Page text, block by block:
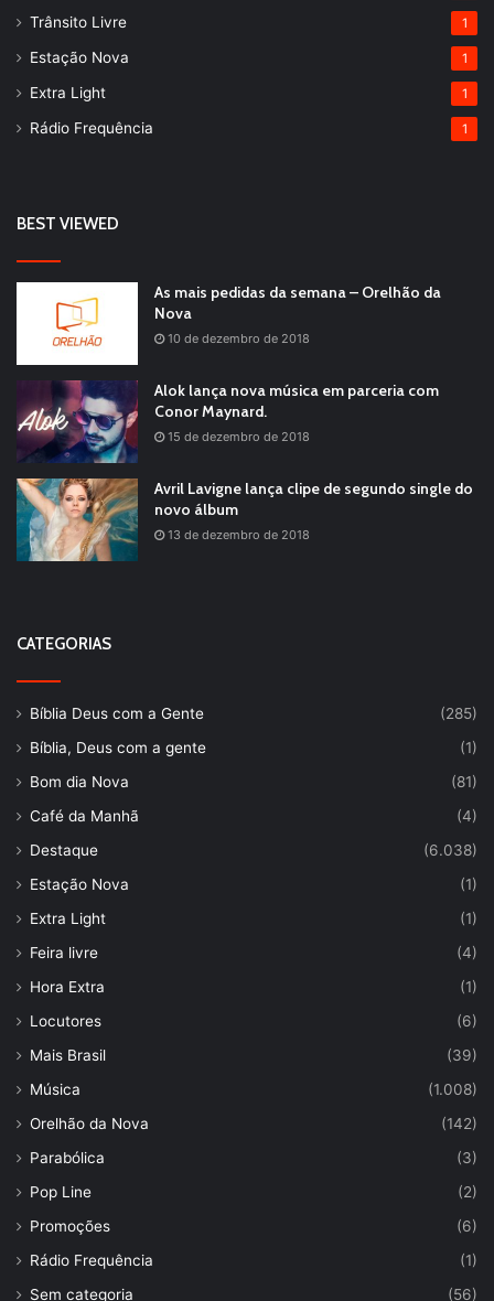
Trânsito Livre 1
Estação Nova 1
Extra Light 1
Rádio Frequência 1
BEST VIEWED
As mais pedidas da semana – Orelhão da
Nova
10 de dezembro de 2018
Alok lança nova música em parceria com
Conor Maynard.
15 de dezembro de 2018
Avril Lavigne lança clipe de segundo single do
novo álbum
13 de dezembro de 2018
CATEGORIAS
Bíblia Deus com a Gente
(285)
Bíblia, Deus com a gente
(1)
Bom dia Nova
(81)
Café da Manhã
(4)
Destaque
(6.038)
Estação Nova
(1)
Extra Light
(1)
Feira livre
(4)
Hora Extra
(1)
Locutores
(6)
Mais Brasil
(39)
Música
(1.008)
Orelhão da Nova
(142)
Parabólica
(3)
Pop Line
(2)
Promoções
(6)
Rádio Frequência
(1)
Sem categoria
(56)